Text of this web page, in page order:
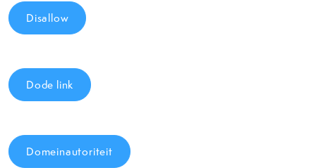
Disallow
Dode link
Domeinautoriteit